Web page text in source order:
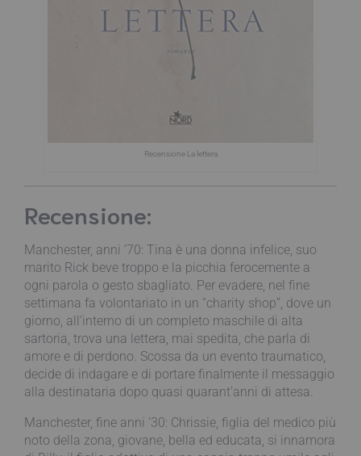
Recensione La lettera
Recensione:
Manchester, anni ’70: Tina è una donna infelice, suo
marito Rick beve troppo e la picchia ferocemente a
ogni parola o gesto sbagliato. Per evadere, nel fine
settimana fa volontariato in un “charity shop”, dove un
giorno, all’interno di un completo maschile di alta
sartoria, trova una lettera, mai spedita, che parla di
amore e di perdono. Scossa da un evento traumatico,
decide di indagare e di portare finalmente il messaggio
alla destinataria dopo quasi quarant’anni di attesa.
Manchester, fine anni ’30: Chrissie, figlia del medico più
noto della zona, giovane, bella ed educata, si innamora